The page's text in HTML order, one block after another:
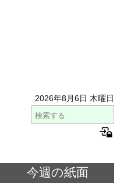
2026年8月6日 木曜日
今週の紙面